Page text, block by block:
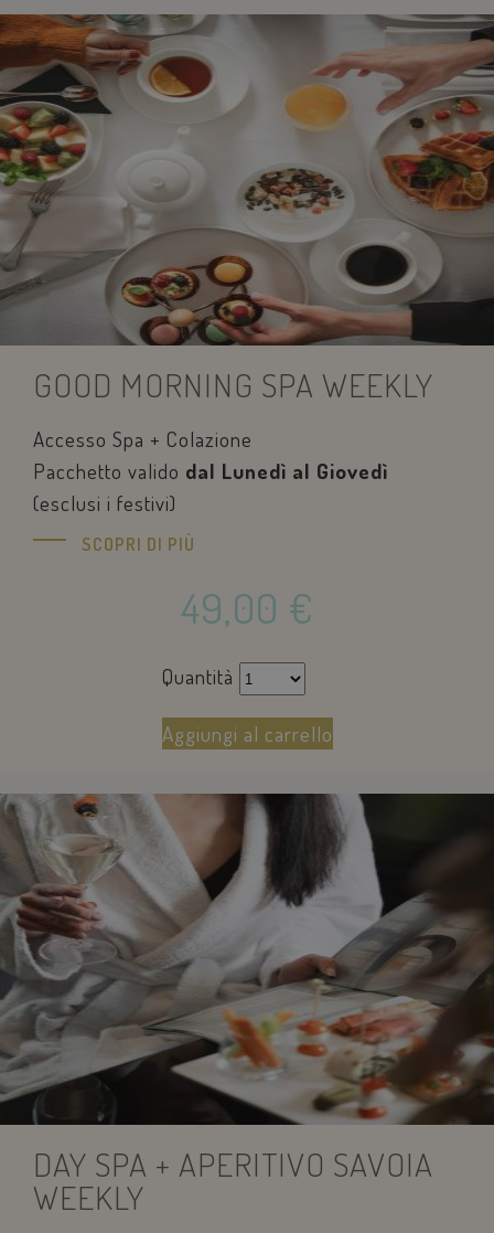
GOOD MORNING SPA WEEKLY
Accesso Spa + Colazione
Pacchetto valido dal Lunedì al Giovedì
(esclusi i festivi)
SCOPRI DI PIÙ
49,00 €
Quantità
Aggiungi al carrello
DAY SPA + APERITIVO SAVOIA
WEEKLY